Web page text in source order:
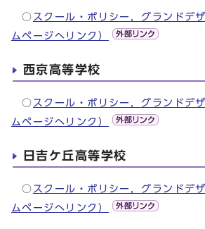
○ スクール・ポリシー，グランドデ
ムページへリンク）
西京高等学校
○ スクール・ポリシー，グランドデ
ムページへリンク）
日吉ケ丘高等学校
○ スクール・ポリシー，グランドデ
ムページへリンク）